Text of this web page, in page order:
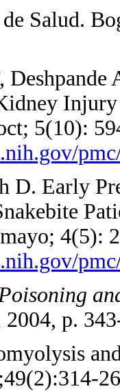
Salud.
5(10):
D. Early
4(5):
p.